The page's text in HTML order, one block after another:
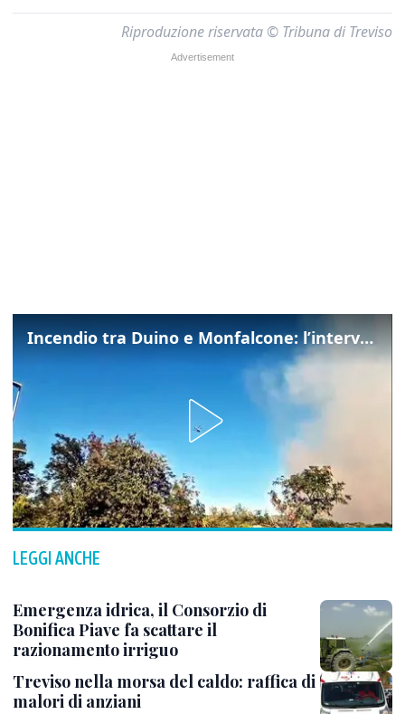
Riproduzione riservata © Tribuna di Treviso
Incendio tra Duino e Monfalcone: l’intervento dei vigili del fuoco
LEGGI ANCHE
Emergenza idrica, il Consorzio di
Bonifica Piave fa scattare il
razionamento irriguo
Treviso nella morsa del caldo: raffica di
malori di anziani